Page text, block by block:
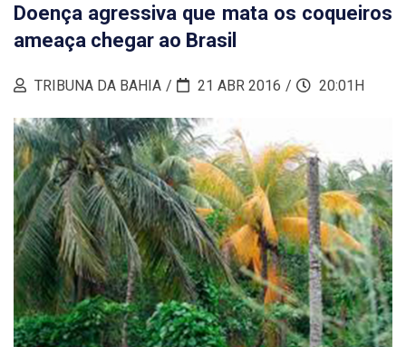
Doença agressiva que mata os coqueiros
ameaça chegar ao Brasil
TRIBUNA DA BAHIA 21 ABR 2016 20:01H